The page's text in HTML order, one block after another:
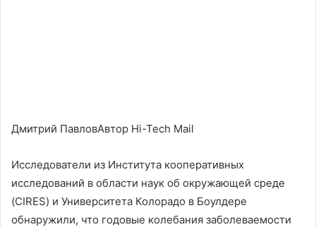
Дмитрий ПавловАвтор Hi-Tech Mail
Исследователи из Института кооперативных
исследований в области наук об окружающей среде
(CIRES) и Университета Колорадо в Боулдере
обнаружили, что годовые колебания заболеваемости